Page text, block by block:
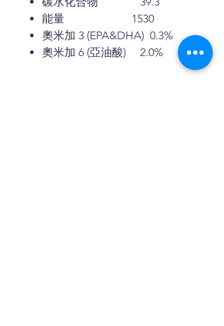
能量 1530
奧米加 3 (EPA&DHA) 0.3%
奧米加 6 (亞油酸) 2.0%